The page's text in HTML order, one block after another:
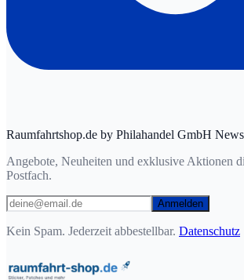
Raumfahrtshop.de by Philahandel GmbH
Angebote, Neuheiten und exklusive Aktionen
Postfach.
Anmelden
Kein Spam. Jederzeit abbestellbar. Datenschutz